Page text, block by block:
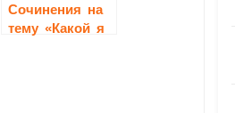
Сочинения на
тему «Какой я